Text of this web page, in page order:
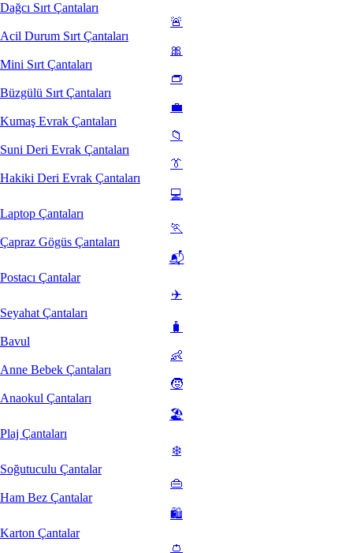
Dağcı Sırt Çantaları
🚨
Acil Durum Sırt Çantaları
🎀
Mini Sırt Çantaları
👝
Büzgülü Sırt Çantaları
💼
Kumaş Evrak Çantaları
📁
Suni Deri Evrak Çantaları
👔
Hakiki Deri Evrak Çantaları
💻
Laptop Çantaları
🏃
Çapraz Gögüs Çantaları
📬
Postacı Çantalar
✈️
Seyahat Çantaları
🧳
Bavul
👶
Anne Bebek Çantaları
🧒
Anaokul Çantaları
🏖️
Plaj Çantaları
❄️
Soğutuculu Çantalar
👜
Ham Bez Çantalar
🛍️
Karton Çantalar
👛